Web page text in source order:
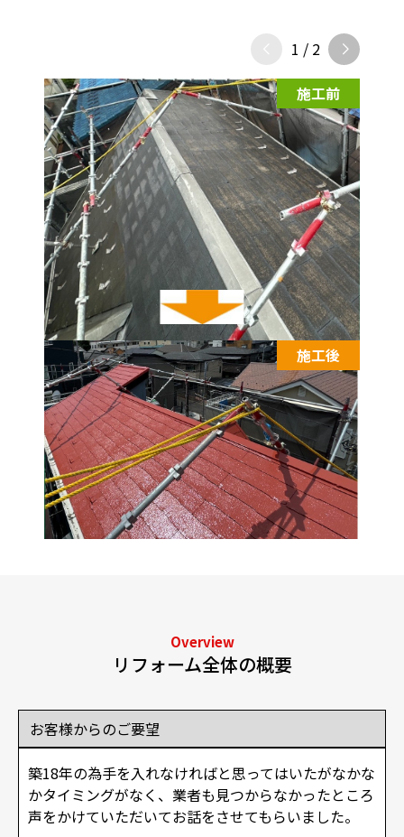
施工前
施工後
施工前
施工後
1 / 2
Overview
リフォーム全体の概要
お客様からのご要望
築18年の為手を入れなければと思ってはいたがなかな
かタイミングがなく、業者も見つからなかったところ
声をかけていただいてお話をさせてもらいました。